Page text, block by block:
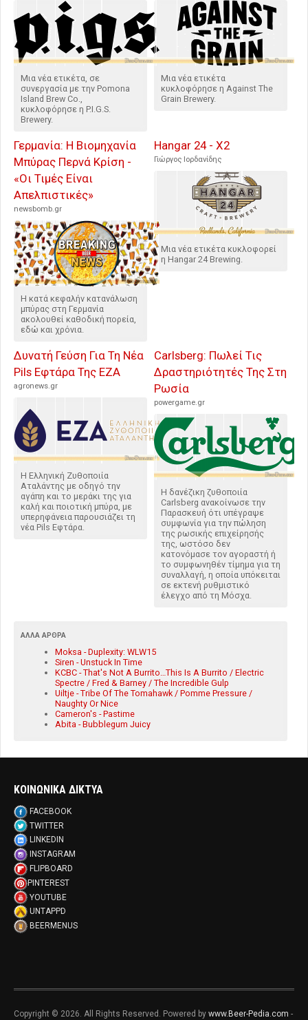
Μια νέα ετικέτα, σε
συνεργασία με την Pomona
Island Brew Co.,
κυκλοφόρησε η P.I.G.S.
Brewery.
Μια νέα ετικέτα
κυκλοφόρησε η Against The
Grain Brewery.
Γερμανία: Η Βιομηχανία
Μπύρας Περνά Κρίση -
«Οι Τιμές Είναι
Απελπιστικές»
newsbomb.gr
Η κατά κεφαλήν κατανάλωση
μπύρας στη Γερμανία
ακολουθεί καθοδική πορεία,
εδώ και χρόνια.
Hangar 24 - X2
Γιώργος Ιορδανίδης
Μια νέα ετικέτα κυκλοφορεί
η Hangar 24 Brewing.
Δυνατή Γεύση Για Τη Νέα
Pils Εφτάρα Της ΕΖΑ
agronews.gr
Η Ελληνική Ζυθοποιία
Αταλάντης με οδηγό την
αγάπη και το μεράκι της για
καλή και ποιοτική μπύρα, με
υπερηφάνεια παρουσιάζει τη
νέα Pils Εφτάρα.
Carlsberg: Πωλεί Τις
Δραστηριότητές Της Στη
Ρωσία
powergame.gr
Η δανέζικη ζυθοποιία
Carlsberg ανακοίνωσε την
Παρασκευή ότι υπέγραψε
συμφωνία για την πώληση
της ρωσικής επιχείρησής
της, ωστόσο δεν
κατονόμασε τον αγοραστή ή
το συμφωνηθέν τίμημα για τη
συναλλαγή, η οποία υπόκειται
σε εκτενή ρυθμιστικό
έλεγχο από τη Μόσχα.
ΆΛΛΑ ΆΡΘΡΑ
Moksa - Duplexity: WLW15
Siren - Unstuck In Time
KCBC - That's Not A Burrito…This Is A Burrito / Electric
Spectre / Fred & Barney / The Incredible Gulp
Uiltje - Tribe Of The Tomahawk / Pomme Pressure /
Naughty Or Nice
Cameron's - Pastime
Abita - Bubblegum Juicy
ΚΟΙΝΩΝΙΚΑ ΔΙΚΤΥΑ
FACEBOOK
TWITTER
LINKEDIN
INSTAGRAM
FLIPBOARD
PINTEREST
YOUTUBE
UNTAPPD
BEERMENUS
Copyright © 2026. All Rights Reserved. Powered by www.Beer-Pedia.com -